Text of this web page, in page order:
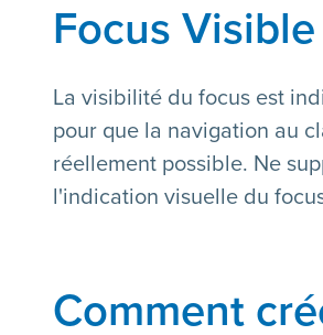
Focus Visible
La visibilité du focus est
pour que la navigation au
réellement possible. Ne
l'indication visuelle du
Comment